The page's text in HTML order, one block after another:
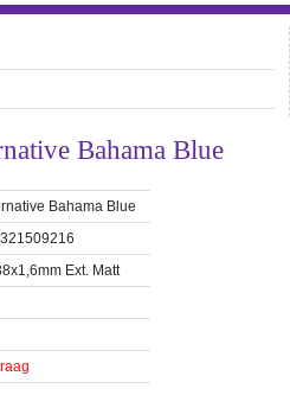
Bahama Blue
Bahama Blue
Ext. Matt